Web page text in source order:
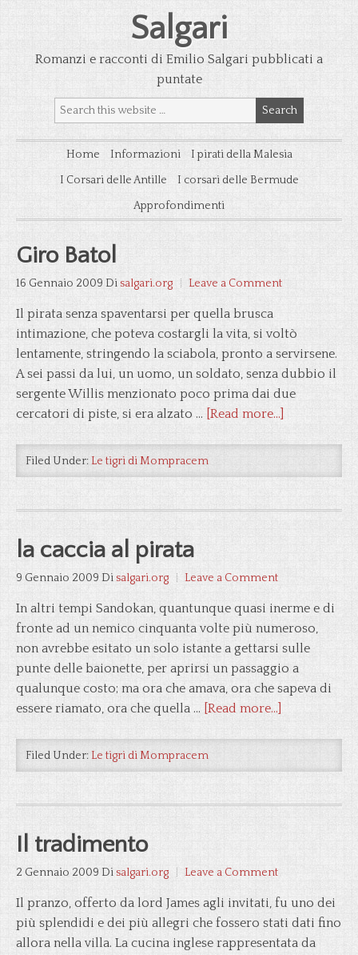
Salgari
Romanzi e racconti di Emilio Salgari pubblicati a
puntate
Home Informazioni
I pirati della Malesia
I Corsari delle Antille
I corsari delle Bermude
Approfondimenti
Giro Batol
16 Gennaio 2009 Di salgari.org Leave a Comment
Il pirata senza spaventarsi per quella brusca
intimazione, che poteva costargli la vita, si voltò
lentamente, stringendo la sciabola, pronto a servirsene.
A sei passi da lui, un uomo, un soldato, senza dubbio il
sergente Willis menzionato poco prima dai due
cercatori di piste, si era alzato … [Read more...]
Filed Under:Le tigri di Mompracem
la caccia al pirata
9 Gennaio 2009 Di salgari.org Leave a Comment
In altri tempi Sandokan, quantunque quasi inerme e di
fronte ad un nemico cinquanta volte più numeroso,
non avrebbe esitato un solo istante a gettarsi sulle
punte delle baionette, per aprirsi un passaggio a
qualunque costo; ma ora che amava, ora che sapeva di
essere riamato, ora che quella … [Read more...]
Filed Under:Le tigri di Mompracem
Il tradimento
2 Gennaio 2009 Di salgari.org Leave a Comment
Il pranzo, offerto da lord James agli invitati, fu uno dei
più splendidi e dei più allegri che fossero stati dati fino
allora nella villa. La cucina inglese rappresentata da